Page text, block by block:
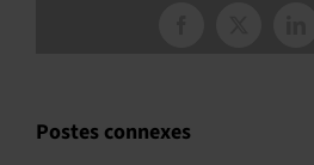
Postes connexes